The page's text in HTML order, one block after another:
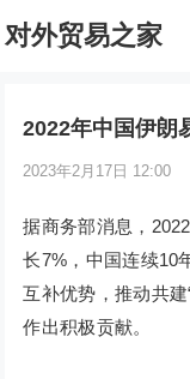
对外贸易之家
2022年中国伊朗
2023年2月17日 12:00
据商务部消息，
长7%，中国连续10
互补优势，推动共
作出积极贡献。